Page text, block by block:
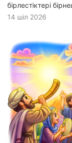
бірлестіктері
14 шіл 2026